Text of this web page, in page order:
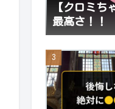
【クロミち
最高さ！！